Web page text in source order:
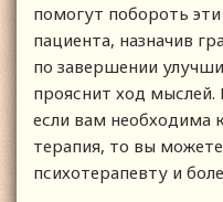
помогут побороть
пациента, назначив
по завершении
прояснит ход
если вам необходима
терапия, то вы
психотерапевту и